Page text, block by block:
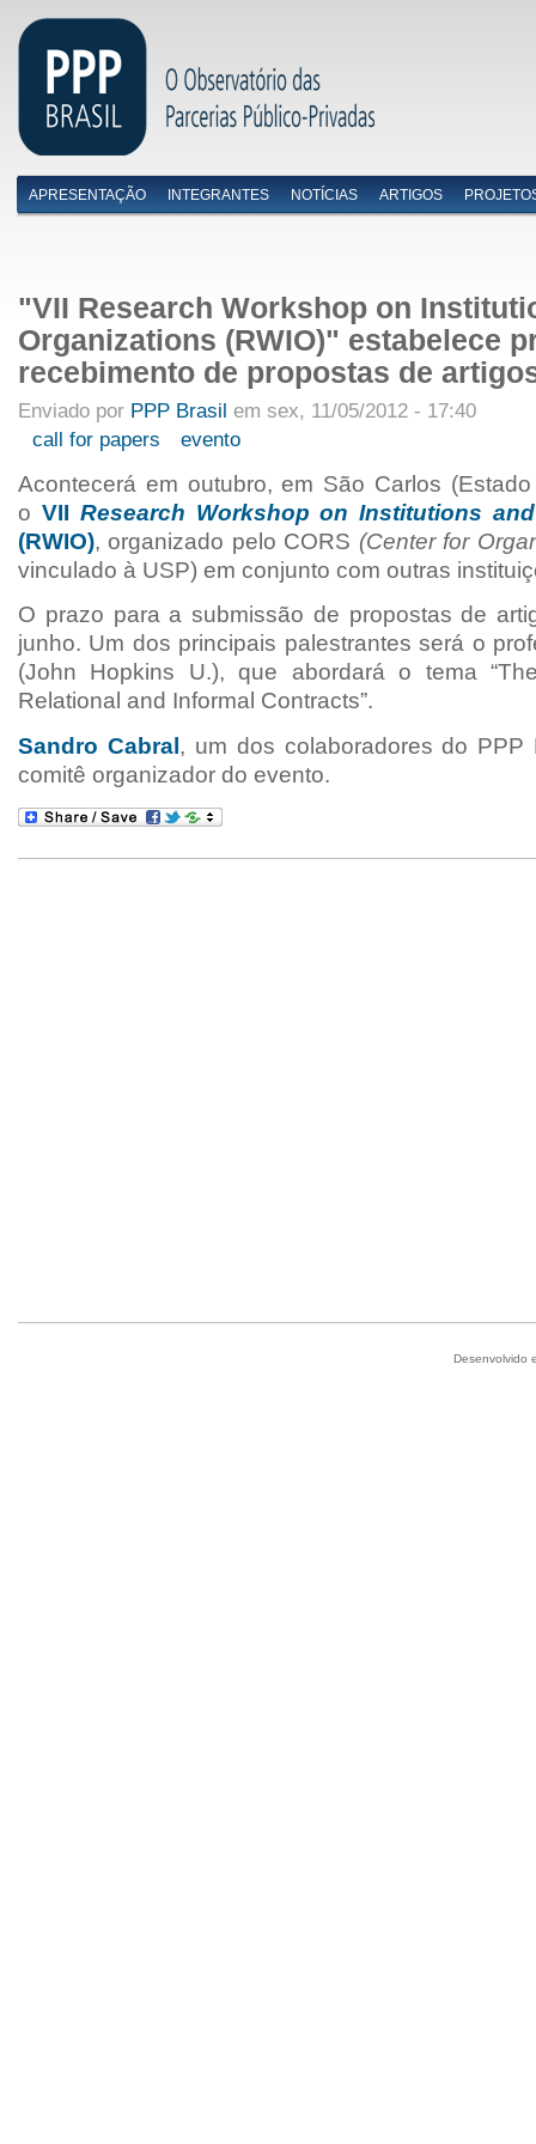
Menu primário
APRESENTAÇÃO INTEGRANTES NOTÍCIAS ARTIGOS
"VII Research Workshop on
Organizations (RWIO)" estabelece
recebimento de propostas de
Enviado por PPP Brasil em sex, 11/05/2012 - 17:40
call for papers
evento
Acontecerá em outubro, em São Carlos
o VII Research Workshop on Institutions
(RWIO), organizado pelo CORS (Center for
vinculado à USP) em conjunto com outras
O prazo para a submissão de propostas de
junho. Um dos principais palestrantes será o
(John Hopkins U.), que abordará o tema
Relational and Informal Contracts”.
Sandro Cabral, um dos colaboradores do PPP
comitê organizador do evento.
Desenvolvido